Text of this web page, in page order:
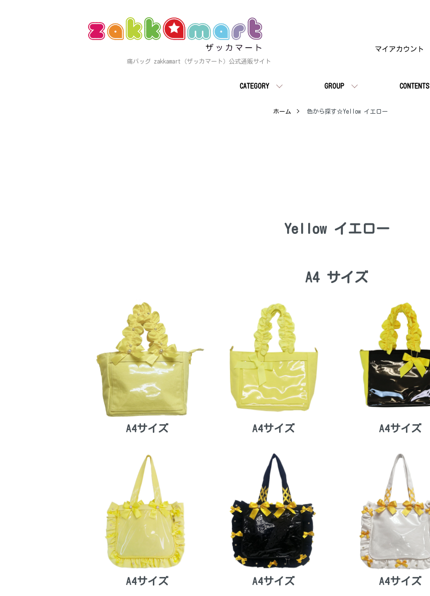
痛バッグ zakkamart（ザッカマート）公式通販サイト
CATEGORY GROUP CONTENTS
マイアカウント
ホーム 色から探す☆Yellow イエロー
Yellow イエロー
A4 サイズ
A4サイズ A4サイズ A4サイズ
A4サイズ A4サイズ A4サイズ